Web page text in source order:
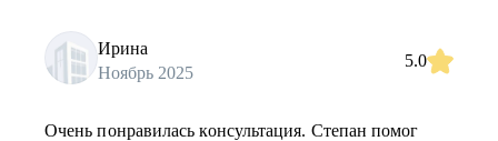
Ирина
Ноябрь 2025
5.0
Очень понравилась консультация. Степан помог